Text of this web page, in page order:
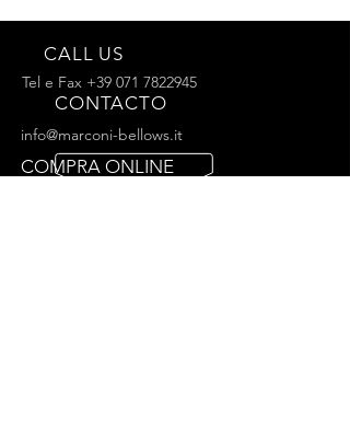
CALL US
Tel e Fax +39 071 7822945
CONTACTO
info@marconi-bellows.it
COMPRA ONLINE